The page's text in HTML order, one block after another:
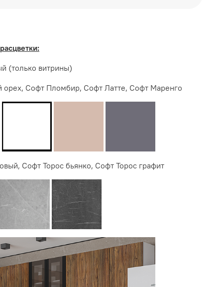
ЦЕНТР
(только витрины)
орех, Софт Пломбир, Софт Латте, Софт Маренго
Софт Торос бьянко, Софт Торос графит